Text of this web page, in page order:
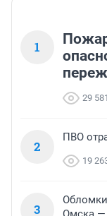
1
29 581
2
ПВО
19
3